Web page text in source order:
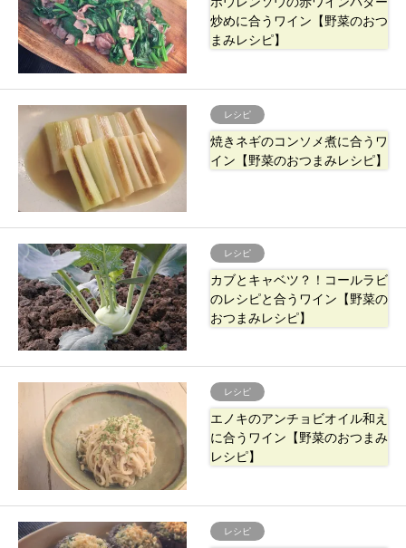
炒めに合うワイン【野菜のおつ
まみレシピ】
レシピ
焼きネギのコンソメ煮に合うワ
イン【野菜のおつまみレシピ】
レシピ
カブとキャベツ？！コールラビ
のレシピと合うワイン【野菜の
おつまみレシピ】
レシピ
エノキのアンチョビオイル和え
に合うワイン【野菜のおつまみ
レシピ】
レシピ